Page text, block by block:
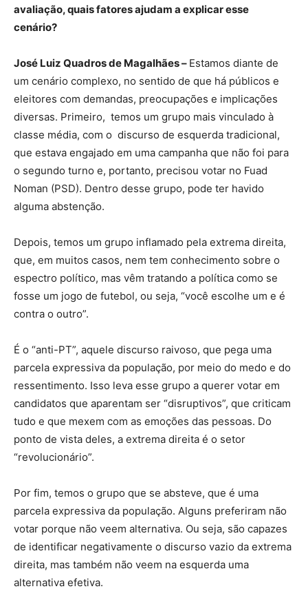
avaliação, quais fatores ajudam a explicar esse
cenário?
José Luiz Quadros de Magalhães – Estamos diante de
um cenário complexo, no sentido de que há públicos e
eleitores com demandas, preocupações e implicações
diversas. Primeiro, temos um grupo mais vinculado à
classe média, com o discurso de esquerda tradicional,
que estava engajado em uma campanha que não foi para
o segundo turno e, portanto, precisou votar no Fuad
Noman (PSD). Dentro desse grupo, pode ter havido
alguma abstenção.
Depois, temos um grupo inflamado pela extrema direita,
que, em muitos casos, nem tem conhecimento sobre o
espectro político, mas vêm tratando a política como se
fosse um jogo de futebol, ou seja, “você escolhe um e é
contra o outro”.
É o “anti-PT”, aquele discurso raivoso, que pega uma
parcela expressiva da população, por meio do medo e do
ressentimento. Isso leva esse grupo a querer votar em
candidatos que aparentam ser “disruptivos”, que criticam
tudo e que mexem com as emoções das pessoas. Do
ponto de vista deles, a extrema direita é o setor
“revolucionário”.
Por fim, temos o grupo que se absteve, que é uma
parcela expressiva da população. Alguns preferiram não
votar porque não veem alternativa. Ou seja, são capazes
de identificar negativamente o discurso vazio da extrema
direita, mas também não veem na esquerda uma
alternativa efetiva.